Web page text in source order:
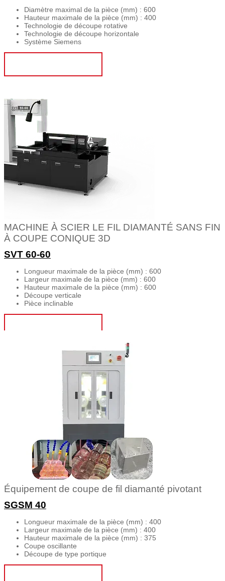
Diamètre maximal de la pièce (mm) : 600
Hauteur maximale de la pièce (mm) : 400
Technologie de découpe rotative
Technologie de découpe horizontale
Système Siemens
MACHINE À SCIER LE FIL DIAMANTÉ SANS FIN
À COUPE CONIQUE 3D
SVT 60-60
Longueur maximale de la pièce (mm) : 600
Largeur maximale de la pièce (mm) : 600
Hauteur maximale de la pièce (mm) : 600
Découpe verticale
Pièce inclinable
Équipement de coupe de fil diamanté pivotant
SGSM 40
Longueur maximale de la pièce (mm) : 400
Largeur maximale de la pièce (mm) : 400
Hauteur maximale de la pièce (mm) : 375
Coupe oscillante
Découpe de type portique